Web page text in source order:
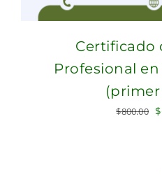
Certificado
Profesional
$800.00 $